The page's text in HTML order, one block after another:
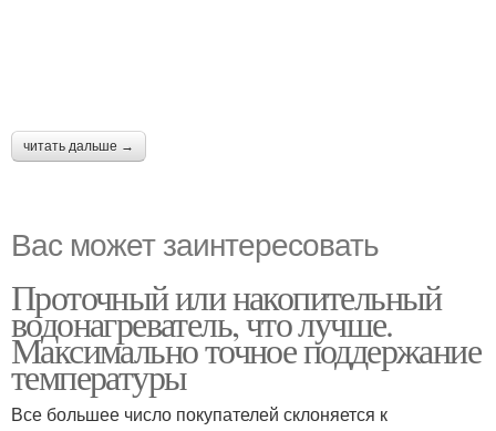
читать дальше →
Вас может заинтересовать
Проточный или накопительный
водонагреватель, что лучше.
Максимально точное поддержание
температуры
Все большее число покупателей склоняется к